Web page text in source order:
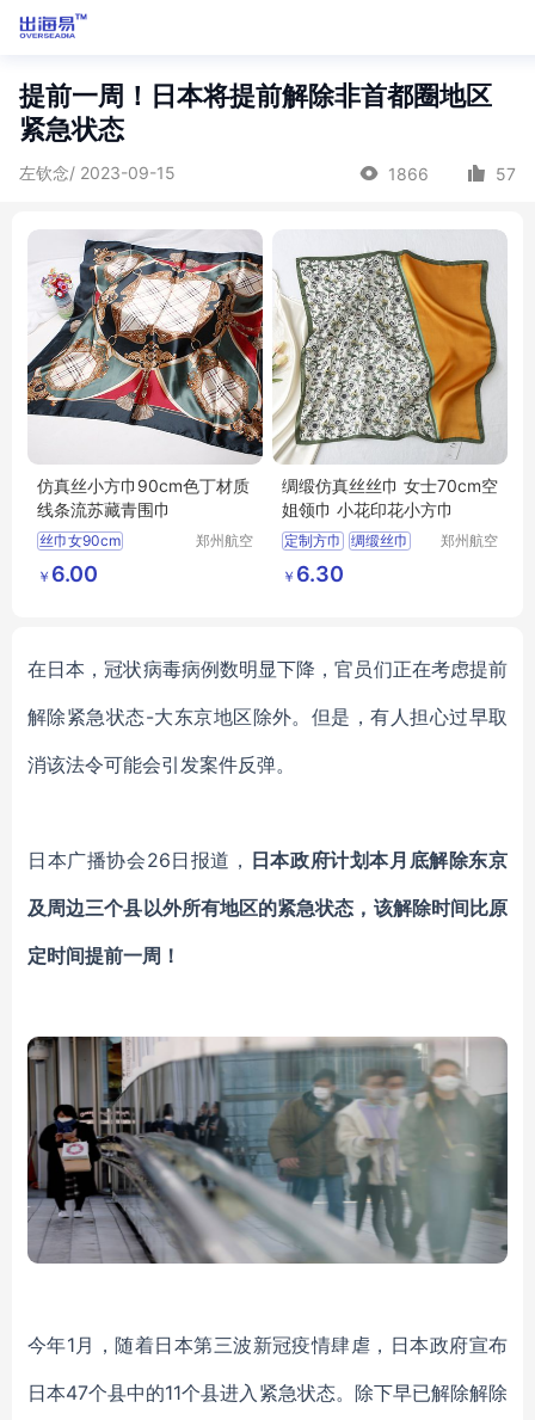
提前一周！日本将提前解除非首都圈地区
紧急状态
左钦念/ 2023-09-15 1866 57
仿真丝小方巾90cm色丁材质
线条流苏藏青围巾
丝巾女90cm
头巾仿真丝围脖
腰果印花方巾
郑州航空
￥ 6.00
绸缎仿真丝丝巾 女士70cm空
姐领巾 小花印花小方巾
定制方巾
绸缎丝巾
领巾
郑州航空
￥ 6.30
在日本，冠状病毒病例数明显下降，官员们正在考虑提前
解除紧急状态-大东京地区除外。但是，有人担心过早取
消该法令可能会引发案件反弹。
日本广播协会26日报道， 日本政府计划本月底解除东京
及周边三个县以外所有地区的紧急状态， 该解除时间 比原
定时间提前一周 ！
今年1月，随着日本第三波新冠疫情肆虐， 日本政府宣布
日本47个县中的11个县进入紧急状态。 除下早已解除解除